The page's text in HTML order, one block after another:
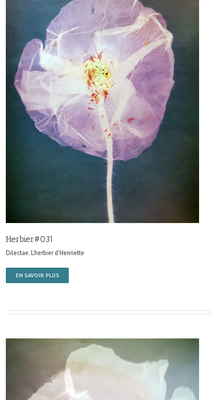
Herbier#031
Dilectae. L'herbier d'Henriette
EN SAVOIR PLUS